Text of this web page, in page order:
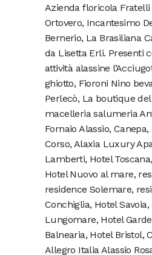
Azienda floricola Fratelli
Ortovero, Incantesimo
Bernerio, La Brasiliana
da Lisetta Erli. Presenti
attività alassine
ghiotto, Fioroni Nino
Perlecò, La boutique
macelleria salumeria
Fornaio Alassio,
Corso, Alaxia Luxury
Lamberti, Hotel
Hotel Nuovo al mare,
residence Solemare,
Conchiglia, Hotel
Lungomare, Hotel
Balnearia, Hotel Bristol,
Allegro Italia Alassio